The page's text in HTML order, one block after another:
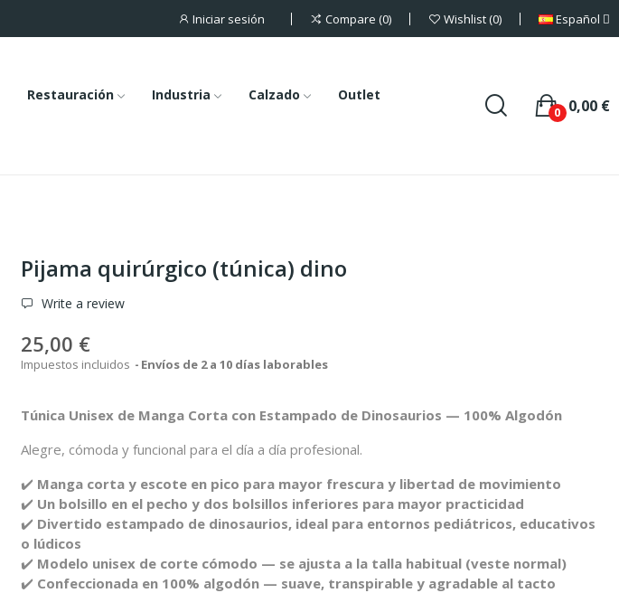
Iniciar sesión Compare 0 Wishlist 0 Español
Restauración Industria Calzado
Outlet
0,00 €
0
Pijama quirúrgico (túnica) dino
Write a review
25,00 €
Impuestos incluidos Envíos de 2 a 10 días laborables
Túnica Unisex de Manga Corta con Estampado de Dinosaurios — 100% Algodón
Alegre, cómoda y funcional para el día a día profesional.
✔️ Manga corta y escote en pico para mayor frescura y libertad de movimiento
✔️ Un bolsillo en el pecho y dos bolsillos inferiores para mayor practicidad
✔️ Divertido estampado de dinosaurios, ideal para entornos pediátricos, educativos
o lúdicos
✔️ Modelo unisex de corte cómodo — se ajusta a la talla habitual (veste normal)
✔️ Confeccionada en 100% algodón — suave, transpirable y agradable al tacto